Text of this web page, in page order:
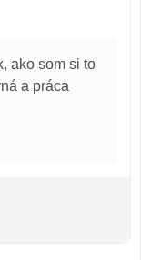
ako som si to
a práca